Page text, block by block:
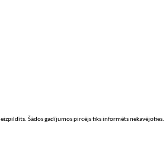
Šādos gadījumos pircējs tiks informēts nekavējoties.